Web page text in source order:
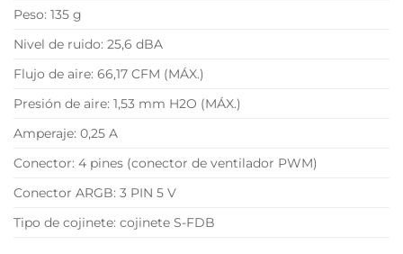
Peso: 135 g
Nivel de ruido: 25,6 dBA
Flujo de aire: 66,17 CFM (MÁX.)
Presión de aire: 1,53 mm H2O (MÁX.)
Amperaje: 0,25 A
Conector: 4 pines (conector de ventilador PWM)
Conector ARGB: 3 PIN 5 V
Tipo de cojinete: cojinete S-FDB